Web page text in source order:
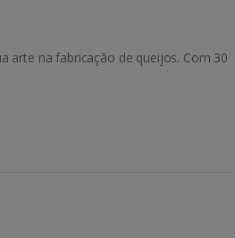
arte na fabricação de queijos. Com 30